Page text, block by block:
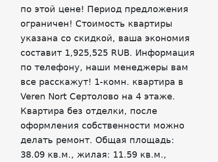
по этой цене! Период предложения
ограничен! Стоимость квартиры
указана со скидкой, ваша экономия
составит 1,925,525 RUB. Информация
по телефону, наши менеджеры вам
все расскажут! 1-комн. квартира в
Veren Nort Сертолово на 4 этаже.
Квартира без отделки, после
оформления собственности можно
делать ремонт. Общая площадь:
38.09 кв.м., жилая: 11.59 кв.м.,